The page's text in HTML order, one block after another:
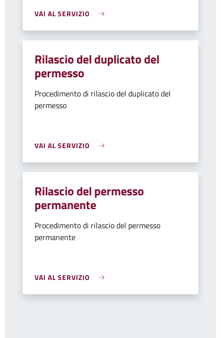
VAI AL SERVIZIO
Rilascio del duplicato del
permesso
Procedimento di rilascio del duplicato del
permesso
VAI AL SERVIZIO
Rilascio del permesso
permanente
Procedimento di rilascio del permesso
permanente
VAI AL SERVIZIO